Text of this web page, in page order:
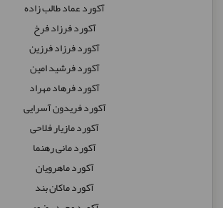
آکورد عماد طالب زاده
آکورد فرزاد فرخ
آکورد فرزاد فرزین
آکورد فرشید امین
آکورد فرهاد مهراد
آکورد فریدون آسرایی
آکورد مازیار فلاحی
آکورد مانی رهنما
آکورد ماهرویان
آکورد ماکان بند